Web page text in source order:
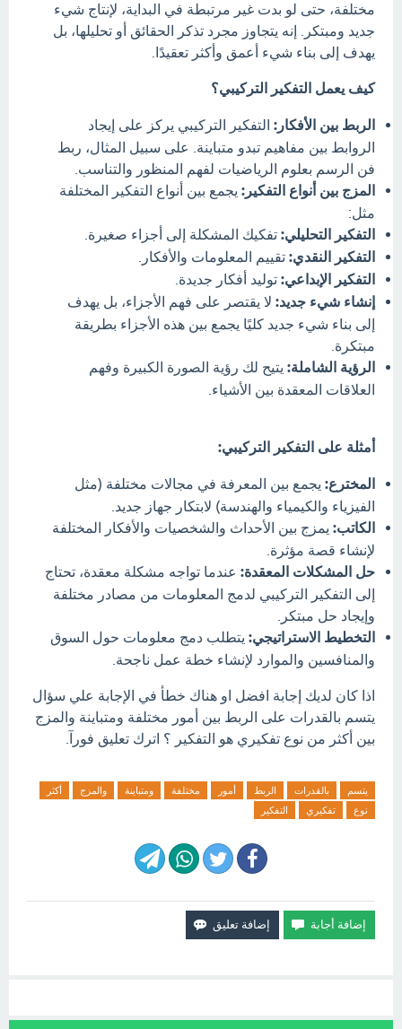
مختلفة، حتى لو بدت غير مرتبطة في البداية، لإنتاج شيء
جديد ومبتكر. إنه يتجاوز مجرد تذكر الحقائق أو تحليلها، بل
يهدف إلى بناء شيء أعمق وأكثر تعقيدًا.
كيف يعمل التفكير التركيبي؟
الربط بين الأفكار: التفكير التركيبي يركز على إيجاد
الروابط بين مفاهيم تبدو متباينة. على سبيل المثال، ربط
فن الرسم بعلوم الرياضيات لفهم المنظور والتناسب.
المزج بين أنواع التفكير: يجمع بين أنواع التفكير المختلفة
مثل:
التفكير التحليلي: تفكيك المشكلة إلى أجزاء صغيرة.
التفكير النقدي: تقييم المعلومات والأفكار.
التفكير الإبداعي: توليد أفكار جديدة.
إنشاء شيء جديد: لا يقتصر على فهم الأجزاء، بل يهدف
إلى بناء شيء جديد كليًا يجمع بين هذه الأجزاء بطريقة
مبتكرة.
الرؤية الشاملة: يتيح لك رؤية الصورة الكبيرة وفهم
العلاقات المعقدة بين الأشياء.
أمثلة على التفكير التركيبي:
المخترع: يجمع بين المعرفة في مجالات مختلفة (مثل
الفيزياء والكيمياء والهندسة) لابتكار جهاز جديد.
الكاتب: يمزج بين الأحداث والشخصيات والأفكار المختلفة
لإنشاء قصة مؤثرة.
حل المشكلات المعقدة: عندما تواجه مشكلة معقدة، تحتاج
إلى التفكير التركيبي لدمج المعلومات من مصادر مختلفة
وإيجاد حل مبتكر.
التخطيط الاستراتيجي: يتطلب دمج معلومات حول السوق
والمنافسين والموارد لإنشاء خطة عمل ناجحة.
اذا كان لديك إجابة افضل او هناك خطأ في الإجابة علي سؤال
يتسم بالقدرات على الربط بين أمور مختلفة ومتباينة والمزج
بين أكثر من نوع تفكيري هو التفكير ؟ اترك تعليق فورآ.
يتسم بالقدرات الربط أمور مختلفة ومتباينة والمزج
أكثر
نوع
تفكيري التفكير